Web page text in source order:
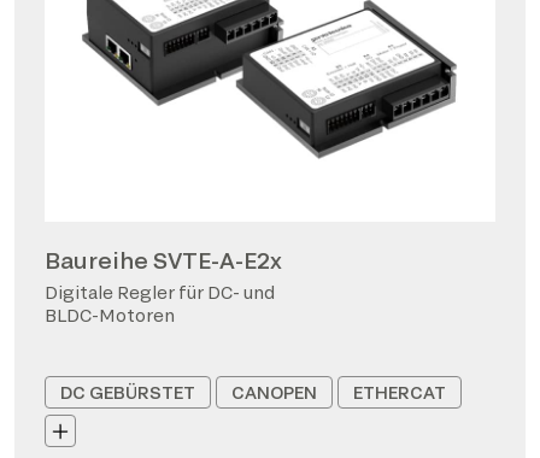
Baureihe SVTE-A-E2x
Digitale Regler für DC- und
BLDC-Motoren
DC GEBÜRSTET CANOPEN ETHERCAT